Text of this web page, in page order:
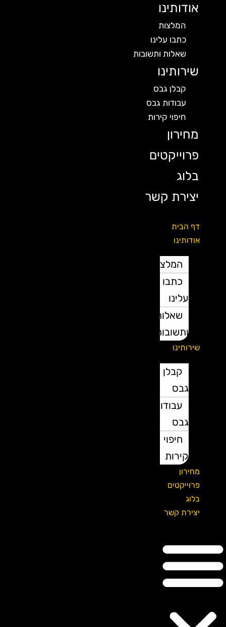
אודותינו
המלצות
כתבו עלינו
שאלות ותשובות
שירותינו
קבלן גבס
עבודות גבס
חיפוי קירות
מחירון
פרוייקטים
בלוג
יצירת קשר
דף הבית
אודותינו
המלצות
כתבו
עלינו
שאלות
ותשובות
שירותינו
קבלן
גבס
עבודות
גבס
חיפוי
קירות
מחירון
פרוייקטים
בלוג
יצירת קשר